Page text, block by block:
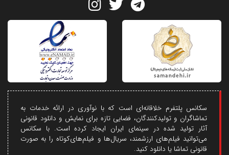
سکانس پلتفرم خلاقانه‌ای است که با نوآوری در ارائه خدمات به
تماشاگران و تولیدکنندگان، فضایی تازه برای نمایش و دانلود قانونی
آثار تولید شده در سینمای ایران ایجاد کرده است. با سکانس
می‌توانید فیلم‌های ارزشمند، سریال‌ها و فیلم‌های‌کوتاه را به صورت
قانونی تماشا یا دانلود کنید.